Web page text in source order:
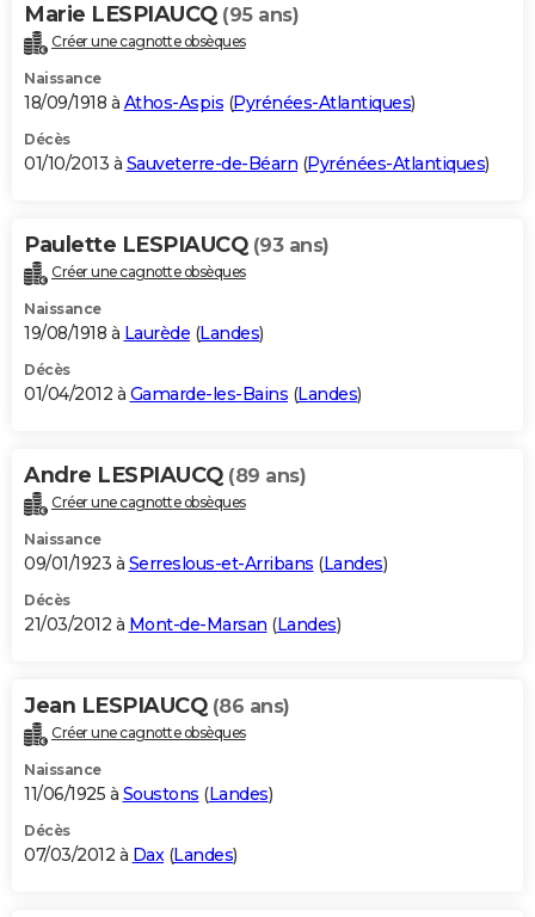
Marie LESPIAUCQ (95 ans)
Créer une cagnotte obsèques
Naissance
18/09/1918 à Athos-Aspis (Pyrénées-Atlantiques)
Décès
01/10/2013 à Sauveterre-de-Béarn (Pyrénées-Atlantiques)
Paulette LESPIAUCQ (93 ans)
Créer une cagnotte obsèques
Naissance
19/08/1918 à Laurède (Landes)
Décès
01/04/2012 à Gamarde-les-Bains (Landes)
Andre LESPIAUCQ (89 ans)
Créer une cagnotte obsèques
Naissance
09/01/1923 à Serreslous-et-Arribans (Landes)
Décès
21/03/2012 à Mont-de-Marsan (Landes)
Jean LESPIAUCQ (86 ans)
Créer une cagnotte obsèques
Naissance
11/06/1925 à Soustons (Landes)
Décès
07/03/2012 à Dax(Landes)